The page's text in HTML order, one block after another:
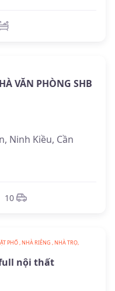
VĂN PHÒNG SHB
Ninh Kiều, Cần
10
PHỐ , NHÀ RIÊNG , NHÀ TRỌ,
full nội thất